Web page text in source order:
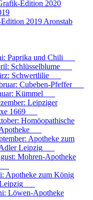
Edition 2020
2019 Aronstab
Paprika und Chili___
Schlüsselblume___
Schwertlilie___
Cubeben-Pfeffer___
Kümmel___
Leipziger
1669___
Homöopathische
Apotheke zum
Leipzig___
Mohren-Apotheke
Apotheke zum König
Löwen-Apotheke